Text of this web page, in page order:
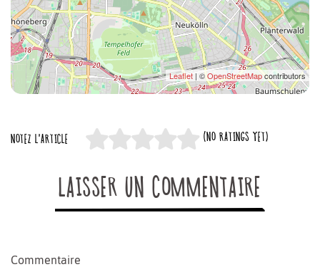
Leaflet | ©OpenStreetMapcontributors
NOTEZ L'ARTICLE (NO RATINGS YET)
LAISSER UN COMMENTAIRE
Commentaire